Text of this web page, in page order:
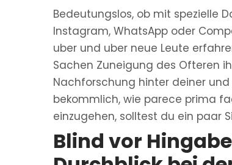
Bedeutungslos, ob mit spezielle
Instagram, WhatsApp oder
uber und uber neue Leute
Sachen Zuneigung des Ofteren
Nachforschung hinter deiner
bekommlich, wie parece prima
einzugehen, solltest du ein paar
Blind vor